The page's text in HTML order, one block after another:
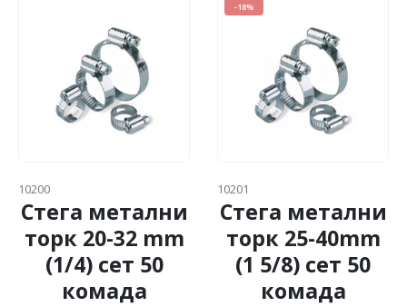
10200
Стега метални
торк 20-32 mm
(1/4) сет 50
комада
-18%
10201
Стега метални
торк 25-40mm
(1 5/8) сет 50
комада